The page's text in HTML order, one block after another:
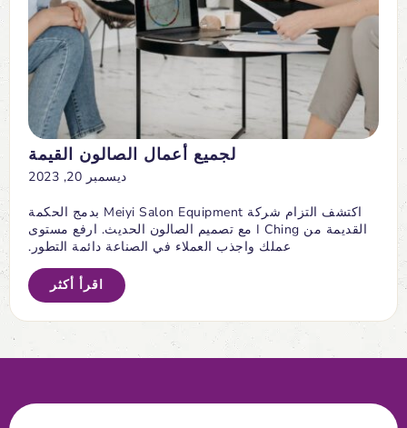
لجميع أعمال الصالون القيمة
ديسمبر 20, 2023
اكتشف التزام شركة Meiyi Salon Equipment بدمج الحكمة
القديمة من I Ching مع تصميم الصالون الحديث. ارفع مستوى
عملك واجذب العملاء في الصناعة دائمة التطور.
اقرأ أكثر